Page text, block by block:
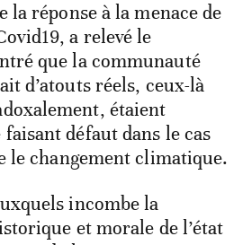
la réponse à la menace de
a relevé le
que la communauté
d’atouts réels, ceux-là
étaient
défaut dans le cas
le changement climatique.
incombe la
et morale de l’état